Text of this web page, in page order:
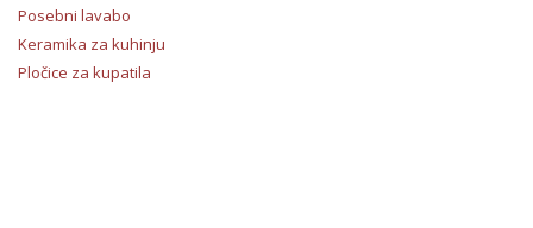
Posebni lavabo
Keramika za kuhinju
Pločice za kupatila